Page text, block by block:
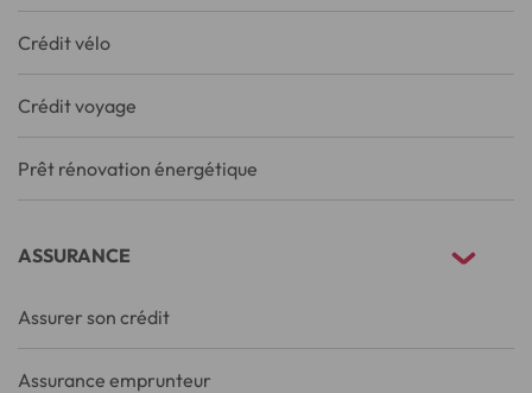
Crédit vélo
Crédit voyage
Prêt rénovation énergétique
ASSURANCE
Assurer son crédit
Assurance emprunteur